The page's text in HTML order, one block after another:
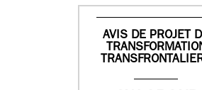
AVIS DE PROJET